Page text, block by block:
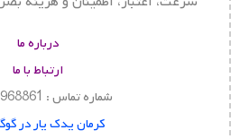
درباره ما
ارتباط با ما
شماره تماس : 09133968861
کرمان یدک یار در